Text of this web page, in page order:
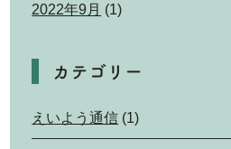
2022年9月 (1)
カテゴリー
えいよう通信 (1)